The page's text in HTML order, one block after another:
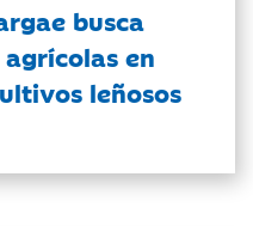
busca
en
leñosos